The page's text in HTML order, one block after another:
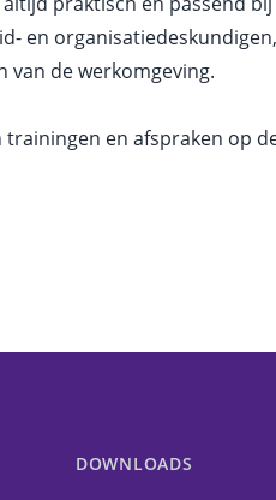
en
de werkomgeving.
en afspraken op
DOWNLOADS